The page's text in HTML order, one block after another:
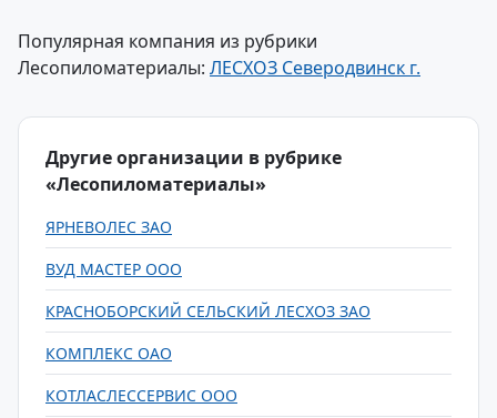
Популярная компания из рубрики
Лесопиломатериалы: ЛЕСХОЗ Северодвинск г.
Другие организации в рубрике
«Лесопиломатериалы»
ЯРНЕВОЛЕС ЗАО
ВУД МАСТЕР ООО
КРАСНОБОРСКИЙ СЕЛЬСКИЙ ЛЕСХОЗ ЗАО
КОМПЛЕКС ОАО
КОТЛАСЛЕССЕРВИС ООО